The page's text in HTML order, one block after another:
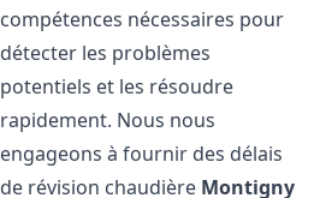
compétences nécessaires pour
détecter les problèmes
potentiels et les résoudre
rapidement. Nous nous
engageons à fournir des délais
de révision chaudière Montigny